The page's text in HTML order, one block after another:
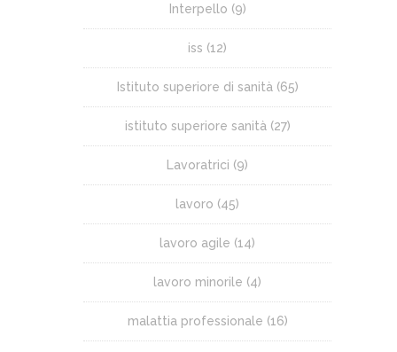
Interpello (9)
iss (12)
Istituto superiore di sanità (65)
istituto superiore sanità (27)
Lavoratrici (9)
lavoro (45)
lavoro agile (14)
lavoro minorile (4)
malattia professionale (16)